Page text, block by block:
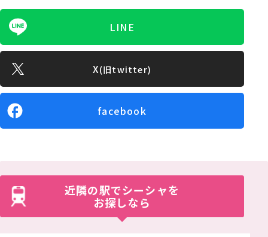
LINE
X(旧twitter)
facebook
近隣の駅でシーシャを
お探しなら